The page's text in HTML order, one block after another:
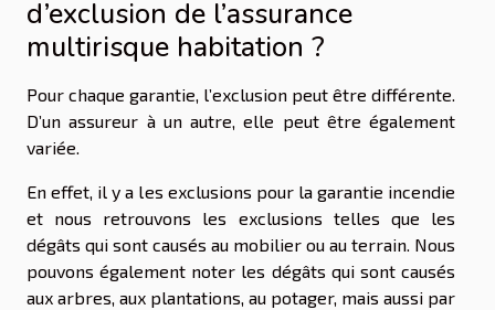
d’exclusion de l’assurance
multirisque habitation ?
Pour chaque garantie, l’exclusion peut être différente.
D’un assureur à un autre, elle peut être également
variée.
En effet, il y a les exclusions pour la garantie incendie
et nous retrouvons les exclusions telles que les
dégâts qui sont causés au mobilier ou au terrain. Nous
pouvons également noter les dégâts qui sont causés
aux arbres, aux plantations, au potager, mais aussi par